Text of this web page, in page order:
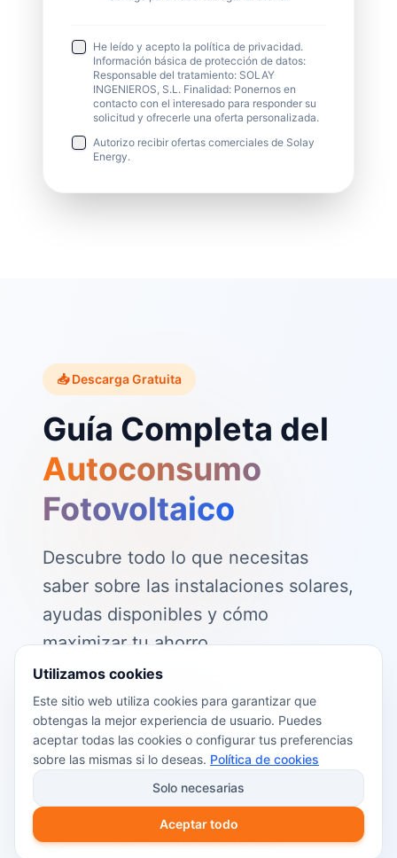
He leído y acepto la política de privacidad.
Información básica de protección de datos:
Responsable del tratamiento: SOLAY
INGENIEROS, S.L. Finalidad: Ponernos en
contacto con el interesado para responder su
solicitud y ofrecerle una oferta personalizada.
Autorizo recibir ofertas comerciales de Solay
Energy.
📥 Descarga Gratuita
Guía Completa del
Autoconsumo
Fotovoltaico
Descubre todo lo que necesitas
saber sobre las instalaciones solares,
ayudas disponibles y cómo
maximizar tu ahorro.
📖 Contenido de la guía:
Cómo funciona el autoconsumo
fotovoltaico
Ayudas y subvenciones disponibles en
2026
Cálculo del retorno de inversión
Utilizamos cookies
Este sitio web utiliza cookies para garantizar que
obtengas la mejor experiencia de usuario. Puedes
aceptar todas las cookies o configurar tus preferencias
sobre las mismas si lo deseas. Política de cookies
Solo necesarias
Aceptar todo